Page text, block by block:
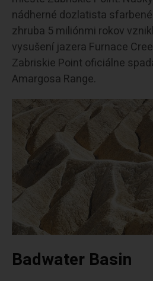
nádherné dozlatista
zhruba 5 miliónmi rokov
vysušení jazera Furnace
Zabriskie Point oficiálne
Amargosa Range.
Badwater Basin